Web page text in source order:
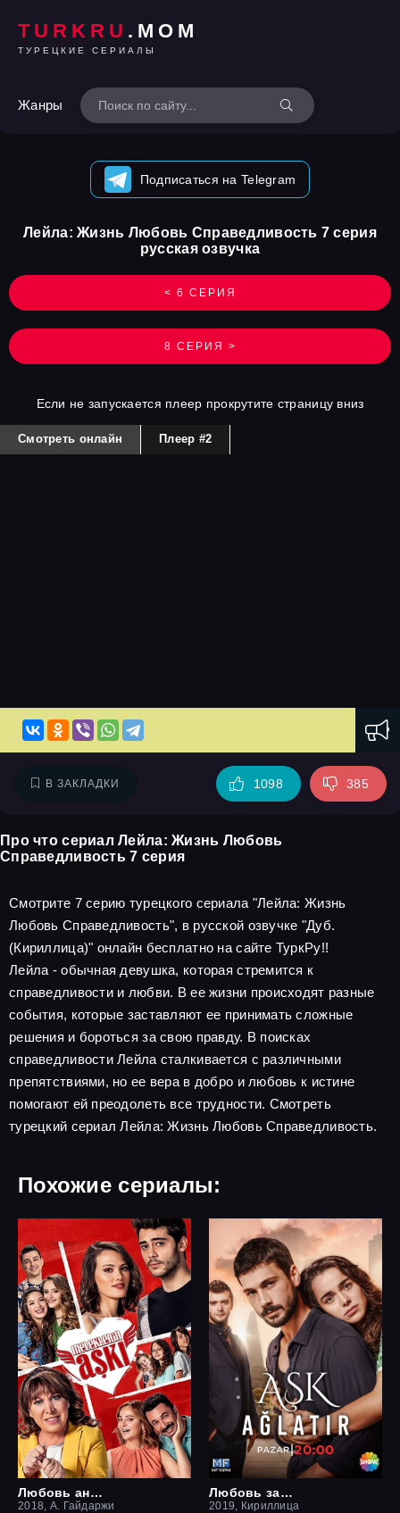
TURKRU .MOM
ТУРЕЦКИЕ СЕРИАЛЫ
Жанры
Подписаться на Telegram
< 6 СЕРИЯ
Лейла: Жизнь Любовь Справедливость 7 серия
русская озвучка
8 СЕРИЯ >
Если не запускается плеер прокрутите страницу вниз
Смотреть онлайн Плеер #2
В ЗАКЛАДКИ 1098 385
Про что сериал Лейла: Жизнь Любовь
Справедливость 7 серия
Смотрите 7 серию турецкого сериала "Лейла: Жизнь
Любовь Справедливость", в русской озвучке "Дуб.
(Кириллица)" онлайн бесплатно на сайте ТуркРу!!
Лейла - обычная девушка, которая стремится к
справедливости и любви. В ее жизни происходят разные
события, которые заставляют ее принимать сложные
решения и бороться за свою правду. В поисках
справедливости Лейла сталкивается с различными
препятствиями, но ее вера в добро и любовь к истине
помогают ей преодолеть все трудности. Смотреть
турецкий сериал Лейла: Жизнь Любовь Справедливость.
Похожие сериалы:
Любовь ангелов
2018, А. Гайдаржи
Любовь заставит плакать
2019, Кириллица